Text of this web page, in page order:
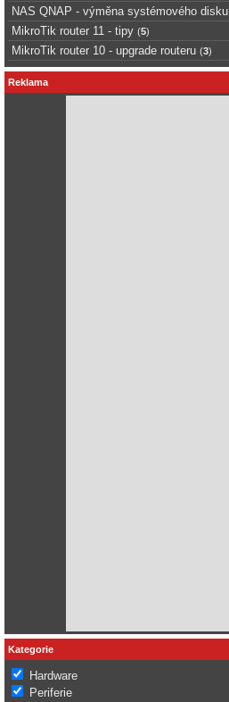
NAS QNAP - výměna systémového disku
MikroTik router 11 - tipy (5)
MikroTik router 10 - upgrade routeru (3)
Reklama
Kategorie
Hardware
Periferie